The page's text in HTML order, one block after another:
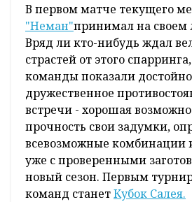
В первом матче текущего
"Неман"принимал на своем
Вряд ли кто-нибудь ждал
страстей от этого
команды показали
дружественное
встречи - хорошая
прочность свои задумки,
всевозможные комбинации
уже с проверенными
новый сезон. Первым
команд станетКубок Салея.